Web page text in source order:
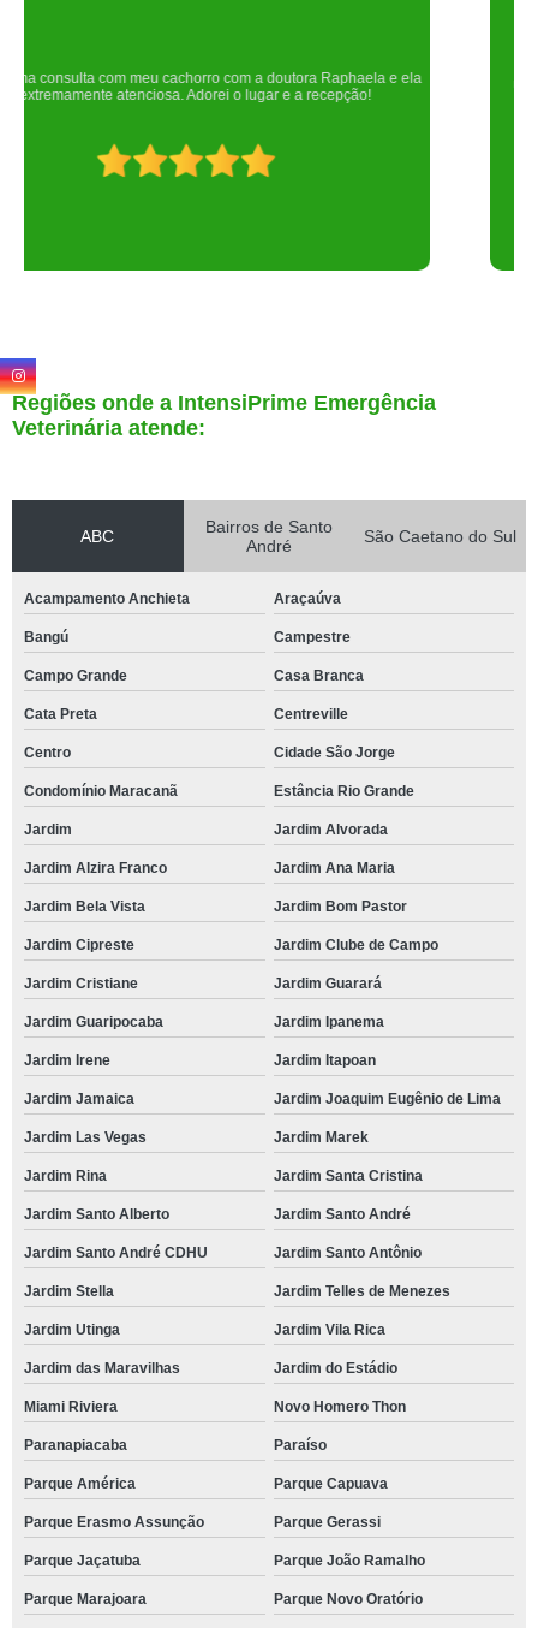
Um lugar maravilhoso. Sempre serei grata pelo que fizeram por nós!
Regiões onde a IntensiPrime Emergência
Veterinária atende:
ABC
Bairros de Santo
André
São Caetano do Sul
Acampamento Anchieta Araçaúva
Bangú Campestre
Campo Grande Casa Branca
Cata Preta Centreville
Centro Cidade São Jorge
Condomínio Maracanã Estância Rio Grande
Jardim Jardim Alvorada
Jardim Alzira Franco Jardim Ana Maria
Jardim Bela Vista Jardim Bom Pastor
Jardim Cipreste Jardim Clube de Campo
Jardim Cristiane Jardim Guarará
Jardim Guaripocaba Jardim Ipanema
Jardim Irene Jardim Itapoan
Jardim Jamaica Jardim Joaquim Eugênio de Lima
Jardim Las Vegas Jardim Marek
Jardim Rina Jardim Santa Cristina
Jardim Santo Alberto Jardim Santo André
Jardim Santo André CDHU Jardim Santo Antônio
Jardim Stella Jardim Telles de Menezes
Jardim Utinga Jardim Vila Rica
Jardim das Maravilhas Jardim do Estádio
Miami Riviera Novo Homero Thon
Paranapiacaba Paraíso
Parque América Parque Capuava
Parque Erasmo Assunção Parque Gerassi
Parque Jaçatuba Parque João Ramalho
Parque Marajoara Parque Novo Oratório